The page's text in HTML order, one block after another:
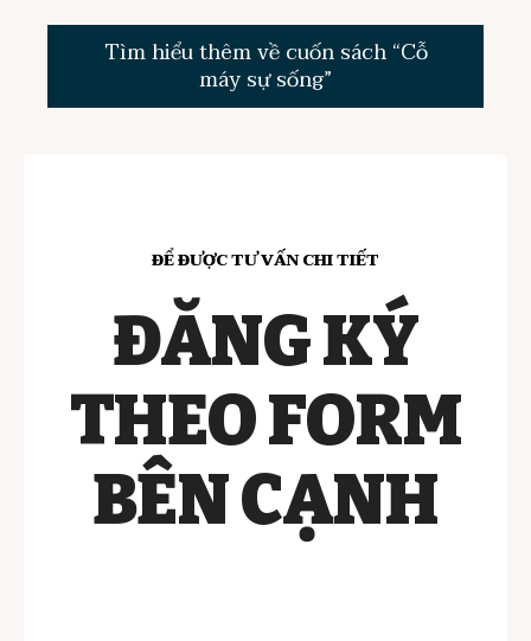
Tìm hiểu thêm về cuốn sách “Cỗ
máy sự sống”
ĐỂ ĐƯỢC TƯ VẤN CHI TIẾT
ĐĂNG KÝ
THEO FORM
BÊN CẠNH